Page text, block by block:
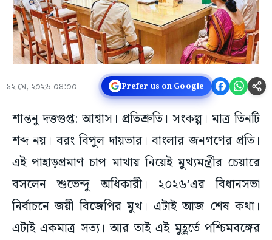
১২ মে, ২০২৬ ০৪:০০ Prefer us on Google
শান্তনু দত্তগুপ্ত: আশ্বাস। প্রতিশ্রুতি। সংকল্প। মাত্র তিনটি
শব্দ নয়। বরং বিপুল দায়ভার। বাংলার জনগণের প্রতি।
এই পাহাড়প্রমাণ চাপ মাথায় নিয়েই মুখ্যমন্ত্রীর চেয়ারে
বসলেন শুভেন্দু অধিকারী। ২০২৬’এর বিধানসভা
নির্বাচনে জয়ী বিজেপির মুখ। এটাই আজ শেষ কথা।
এটাই একমাত্র সত্য। আর তাই এই মুহূর্তে পশ্চিমবঙ্গের